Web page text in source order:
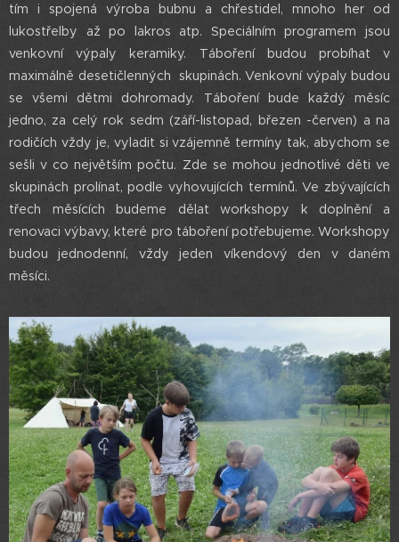
tím i spojená výroba bubnu a chřestidel, mnoho her od
lukostřelby až po lakros atp. Speciálním programem jsou
venkovní výpaly keramiky. Táboření budou probíhat v
maximálně desetičlenných skupinách. Venkovní výpaly budou
se všemi dětmi dohromady. Táboření bude každý měsíc
jedno, za celý rok sedm (září-listopad, březen -červen) a na
rodičích vždy je, vyladit si vzájemně termíny tak, abychom se
sešli v co největším počtu. Zde se mohou jednotlivé děti ve
skupinách prolínat, podle vyhovujících termínů. Ve zbývajících
třech měsících budeme dělat workshopy k doplnění a
renovaci výbavy, které pro táboření potřebujeme. Workshopy
budou jednodenní, vždy jeden víkendový den v daném
měsíci.